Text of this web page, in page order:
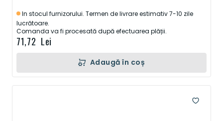
In stocul furnizorului. Termen de livrare estimativ 7-10 zile
lucrătoare.
Comanda va fi procesată după efectuarea plății.
71,72 Lei
Adaugă în coș